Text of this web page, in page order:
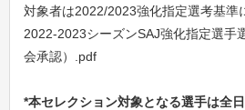
対象者は2022/2023強化指定選考基準
2022-2023シーズンSAJ強化指定選手
会承認）.pdf
*本セレクション対象となる選手は全